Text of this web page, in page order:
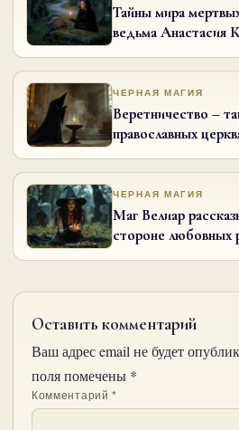
Тайны мира
ведьма Анастасия
ЧЕРНАЯ МАГИЯ
Веретничество –
православных
ЧЕРНАЯ МАГИЯ
Маг Велиар
стороне любовных
Оставить комментарий
Ваш адрес email не будет
поля помечены *
Комментарий*